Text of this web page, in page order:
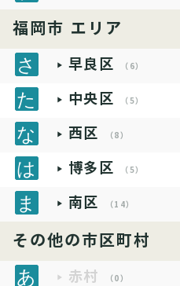
福岡市 エリア
早良区 （6）
中央区 （5）
西区 （8）
博多区 （5）
南区 （14）
その他の市区町村
赤村 （0）